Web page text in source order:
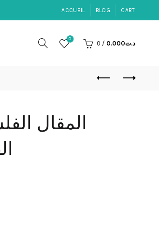
ACCUEIL BLOG CART
0
0 / د.ت0.000
المقال